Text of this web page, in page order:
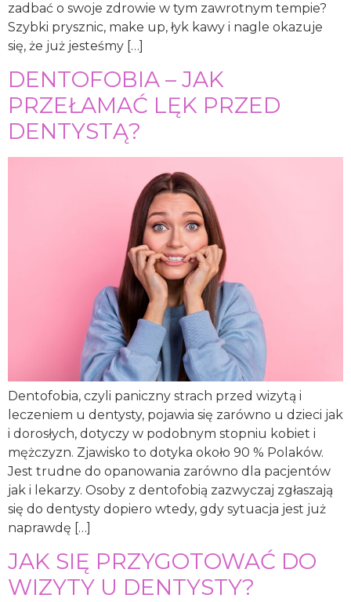
zadbać o swoje zdrowie w tym zawrotnym tempie?
Szybki prysznic, make up, łyk kawy i nagle okazuje
się, że już jesteśmy […]
DENTOFOBIA – JAK
PRZEŁAMAĆ LĘK PRZED
DENTYSTĄ?
Dentofobia, czyli paniczny strach przed wizytą i
leczeniem u dentysty, pojawia się zarówno u dzieci jak
i dorosłych, dotyczy w podobnym stopniu kobiet i
mężczyzn. Zjawisko to dotyka około 90 % Polaków.
Jest trudne do opanowania zarówno dla pacjentów
jak i lekarzy. Osoby z dentofobią zazwyczaj zgłaszają
się do dentysty dopiero wtedy, gdy sytuacja jest już
naprawdę […]
JAK SIĘ PRZYGOTOWAĆ DO
WIZYTY U DENTYSTY?